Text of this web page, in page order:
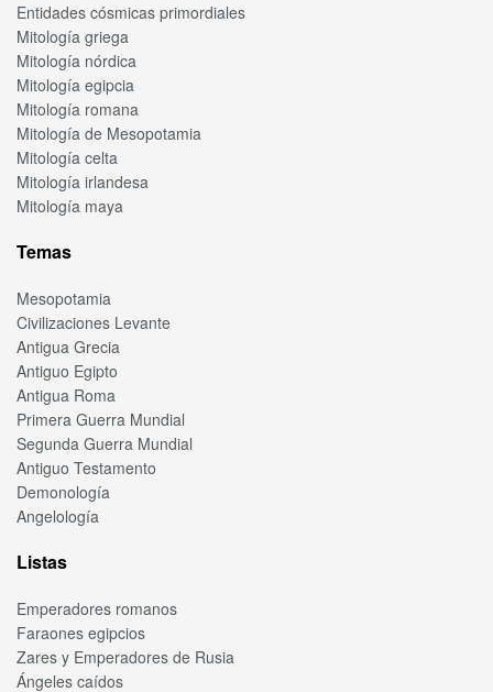
Entidades cósmicas primordiales
Mitología griega
Mitología nórdica
Mitología egipcia
Mitología romana
Mitología de Mesopotamia
Mitología celta
Mitología irlandesa
Mitología maya
Temas
Mesopotamia
Civilizaciones Levante
Antigua Grecia
Antiguo Egipto
Antigua Roma
Primera Guerra Mundial
Segunda Guerra Mundial
Antiguo Testamento
Demonología
Angelología
Listas
Emperadores romanos
Faraones egipcios
Zares y Emperadores de Rusia
Ángeles caídos